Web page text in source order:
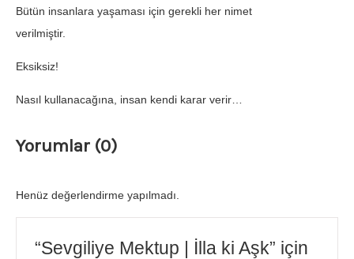
Bütün insanlara yaşaması için gerekli her nimet
verilmiştir.
Eksiksiz!
Nasıl kullanacağına, insan kendi karar verir…
Yorumlar (0)
Henüz değerlendirme yapılmadı.
“Sevgiliye Mektup | İlla ki Aşk” için